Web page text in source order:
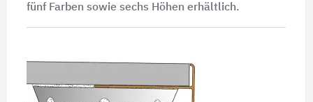
fünf Farben sowie sechs Höhen erhältlich.